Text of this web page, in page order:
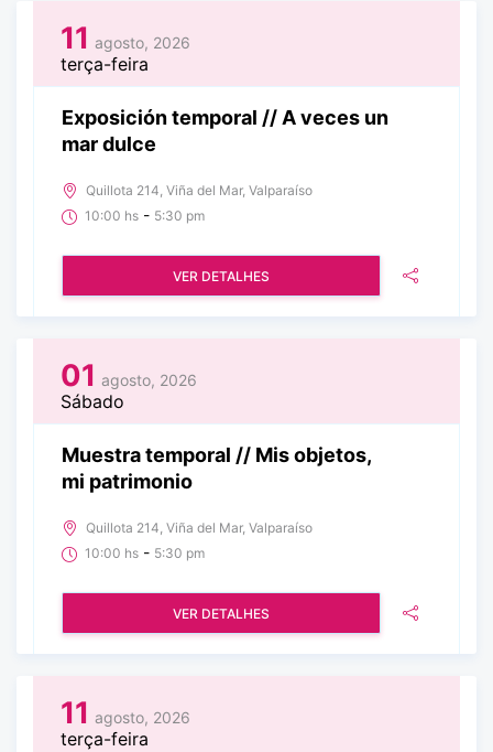
11 agosto, 2026
terça-feira
Exposición temporal // A veces un
mar dulce
Quillota 214, Viña del Mar, Valparaíso
10:00 hs - 5:30 pm
VER DETALHES
01 agosto, 2026
Sábado
Muestra temporal // Mis objetos,
mi patrimonio
Quillota 214, Viña del Mar, Valparaíso
10:00 hs - 5:30 pm
VER DETALHES
11 agosto, 2026
terça-feira